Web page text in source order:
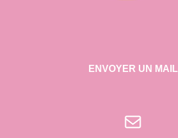
ENVOYER UN MAIL
E-mail